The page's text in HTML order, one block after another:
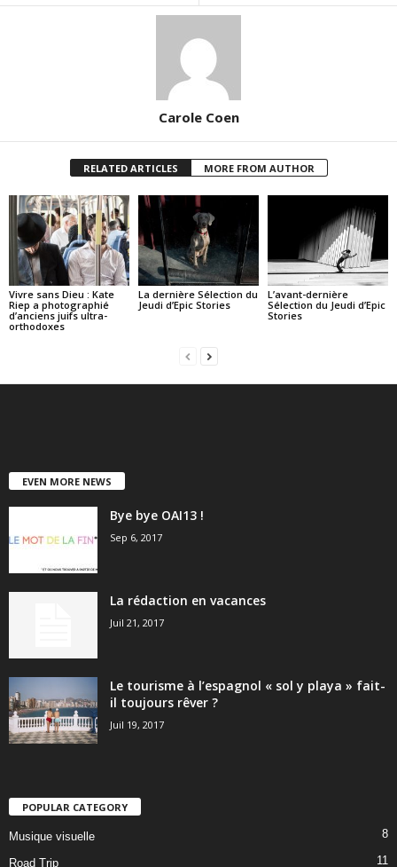
Carole Coen
RELATED ARTICLES MORE FROM AUTHOR
Vivre sans Dieu : Kate
Riep a photographié
d’anciens juifs ultra-
orthodoxes
La dernière Sélection du
Jeudi d’Epic Stories
L’avant-dernière
Sélection du Jeudi d’Epic
Stories
EVEN MORE NEWS
Bye bye OAI13 !
Sep 6, 2017
La rédaction en vacances
Juil 21, 2017
Le tourisme à l’espagnol « sol y playa » fait-
il toujours rêver ?
Juil 19, 2017
POPULAR CATEGORY
Musique visuelle 8
Road Trip 11